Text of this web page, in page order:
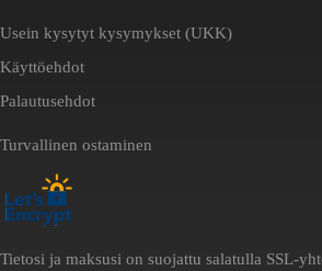
Usein kysytyt kysymykset (UKK)
Käyttöehdot
Palautusehdot
Turvallinen ostaminen
Tietosi ja maksusi on suojattu salatulla SSL-